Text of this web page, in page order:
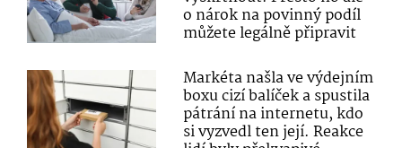
o nárok na povinný podíl
můžete legálně připravit
Markéta našla ve výdejním
boxu cizí balíček a spustila
pátrání na internetu, kdo
si vyzvedl ten její. Reakce